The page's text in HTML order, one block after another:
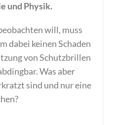
und Physik.
will, muss
dabei keinen Schaden
von Schutzbrillen
Was aber
sind und nur eine